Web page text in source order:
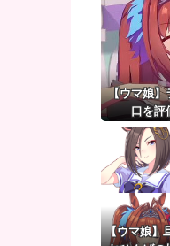
【神設備】ラ
【太鼓の達人
ポーランド軍
寝よう！と思
英国人「よう
【ウマ娘】（
【ウマ娘】
【ウマ娘】
口を評
【ウマ娘】